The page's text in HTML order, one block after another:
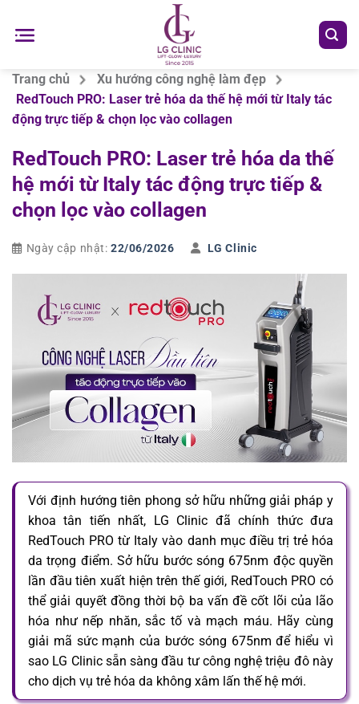
đến
Trang chủ
Xu hướng công nghệ làm đẹp
RedTouch PRO: Laser trẻ hóa da thế hệ mới từ Italy tác
động trực tiếp & chọn lọc vào collagen
RedTouch PRO: Laser trẻ hóa da thế
hệ mới từ Italy tác động trực tiếp &
chọn lọc vào collagen
Ngày cập nhật: 22/06/2026 LG Clinic
Với định hướng tiên phong sở hữu những giải pháp y
khoa tân tiến nhất, LG Clinic đã chính thức đưa
RedTouch PRO từ Italy vào danh mục điều trị trẻ hóa
da trọng điểm. Sở hữu bước sóng 675nm độc quyền
lần đầu tiên xuất hiện trên thế giới, RedTouch PRO có
thể giải quyết đồng thời bộ ba vấn đề cốt lõi của lão
hóa như nếp nhăn, sắc tố và mạch máu. Hãy cùng
giải mã sức mạnh của bước sóng 675nm để hiểu vì
sao LG Clinic sẵn sàng đầu tư công nghệ triệu đô này
cho dịch vụ trẻ hóa da không xâm lấn thế hệ mới.